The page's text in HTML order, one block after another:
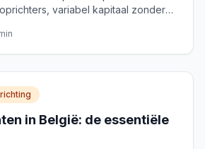
variabel kapitaal zonder
gids.
in België: de essentiële